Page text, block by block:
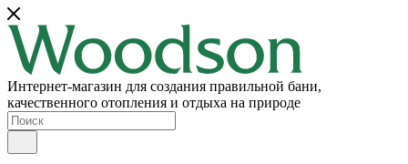
Интернет-магазин для создания правильной бани,
качественного отопления и отдыха на природе